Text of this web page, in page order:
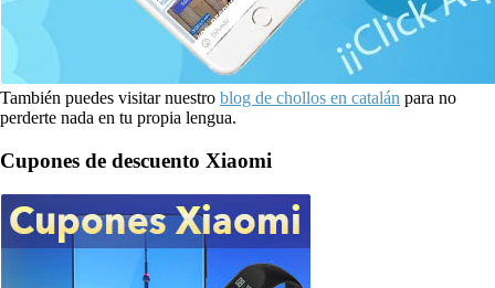
También puedes visitar nuestro blog de chollos en catalán para no
perderte nada en tu propia lengua.
Cupones de descuento Xiaomi